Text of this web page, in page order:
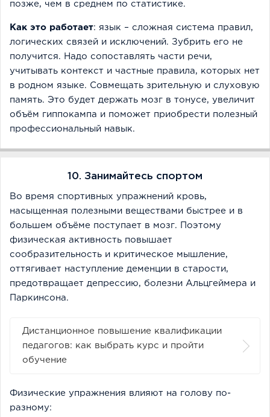
позже, чем в среднем по статистике.
Как это работает: язык – сложная система правил,
логических связей и исключений. Зубрить его не
получится. Надо сопоставлять части речи,
учитывать контекст и частные правила, которых нет
в родном языке. Совмещать зрительную и слуховую
память. Это будет держать мозг в тонусе, увеличит
объём гиппокампа и поможет приобрести полезный
профессиональный навык.
10. Занимайтесь спортом
Во время спортивных упражнений кровь,
насыщенная полезными веществами быстрее и в
большем объёме поступает в мозг. Поэтому
физическая активность повышает
сообразительность и критическое мышление,
оттягивает наступление деменции в старости,
предотвращает депрессию, болезни Альцгеймера и
Паркинсона.
Дистанционное повышение квалификации
педагогов: как выбрать курс и пройти
обучение
Физические упражнения влияют на голову по-
разному: